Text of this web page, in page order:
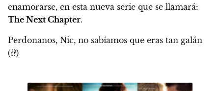
enamorarse, en esta nueva serie que se llamará:
The Next Chapter.
Perdonanos, Nic, no sabíamos que eras tan galán
(¿?)